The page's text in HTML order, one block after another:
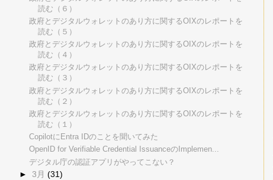
読む（６）
政府とデジタルウォレットのあり方に関するOIXのレポートを
読む（５）
政府とデジタルウォレットのあり方に関するOIXのレポートを
読む（４）
政府とデジタルウォレットのあり方に関するOIXのレポートを
読む（３）
政府とデジタルウォレットのあり方に関するOIXのレポートを
読む（２）
政府とデジタルウォレットのあり方に関するOIXのレポートを
読む（１）
CopilotにEntra IDのことを聞いてみた
OpenID for Verifiable Credential IssuanceのImplemen...
デジタル庁の認証アプリがやってこない？
► 3月(31)